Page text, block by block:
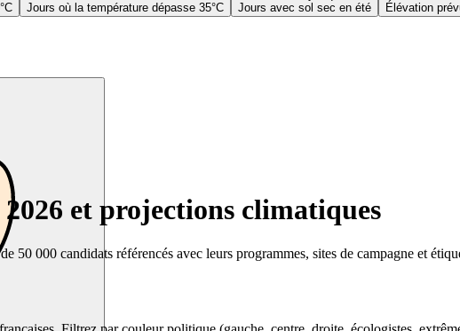
Jours où la température dépasse 35°C
Jours avec sol sec en été
Élévation
et projections climatiques
50 000 candidats référencés avec leurs programmes, sites de campagne et